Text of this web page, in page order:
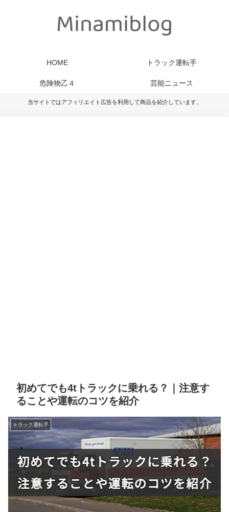
HOME トラック運転手
危険物乙４ 芸能ニュース
当サイトではアフィリエイト広告を利用して商品を紹介しています。
初めてでも4tトラックに乗れる？｜注意す
ることや運転のコツを紹介
トラック運転手